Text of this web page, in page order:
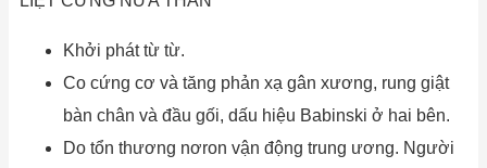
Khởi phát từ từ.
Co cứng cơ và tăng phản xạ gân xương, rung giật
bàn chân và đầu gối, dấu hiệu Babinski ở hai bên.
Do tổn thương nơron vận động trung ương. Người